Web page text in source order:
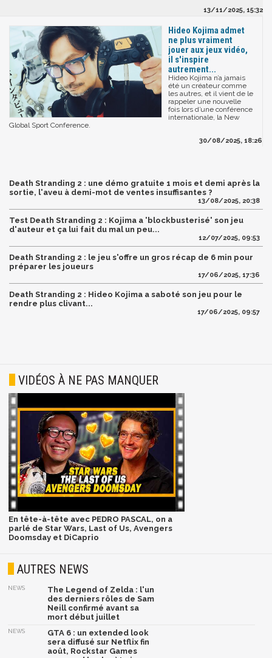
13/11/2025, 15:32
Hideo Kojima admet
ne plus vraiment
jouer aux jeux vidéo,
il s'inspire
autrement...
Hideo Kojima n’a jamais
été un créateur comme
les autres, et il vient de le
rappeler une nouvelle
fois lors d’une conférence
internationale, la New
Global Sport Conference.
30/08/2025, 18:26
Death Stranding 2 : une démo gratuite 1 mois et demi après la
sortie, l'aveu à demi-mot de ventes insuffisantes ?
13/08/2025, 20:38
Test Death Stranding 2 : Kojima a 'blockbusterisé' son jeu
d'auteur et ça lui fait du mal un peu...
12/07/2025, 09:53
Death Stranding 2 : le jeu s'offre un gros récap de 6 min pour
préparer les joueurs
17/06/2025, 17:36
Death Stranding 2 : Hideo Kojima a saboté son jeu pour le
rendre plus clivant...
17/06/2025, 09:57
VIDÉOS À NE PAS MANQUER
En tête-à-tête avec PEDRO PASCAL, on a
parlé de Star Wars, Last of Us, Avengers
Doomsday et DiCaprio
AUTRES NEWS
NEWS
The Legend of Zelda : l'un
des derniers rôles de Sam
Neill confirmé avant sa
mort début juillet
NEWS
GTA 6 : un extended look
sera diffusé sur Netflix fin
août, Rockstar Games